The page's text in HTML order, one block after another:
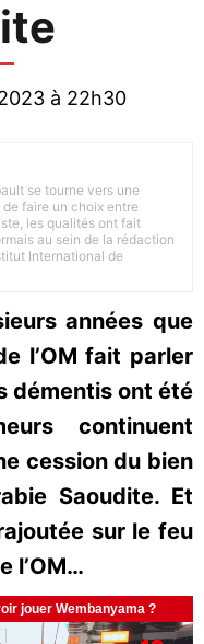
à 22h30
se tourne vers une
faire un choix entre
les qualités ont fait
au sein de la rédaction
International de
années que
l’OM fait parler
démentis ont été
continuent
cession du bien
Saoudite. Et
sur le feu
l’OM…